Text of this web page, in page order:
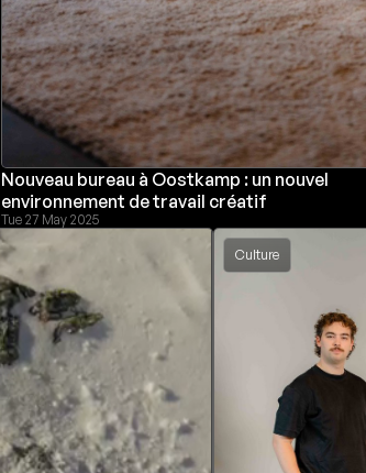
Nouveau bureau à Oostkamp : un nouvel
environnement de travail créatif
Tue 27 May 2025
Culture